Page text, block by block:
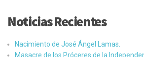
Noticias Recientes
Nacimiento de José Ángel Lamas.
Masacre de los Próceres de la